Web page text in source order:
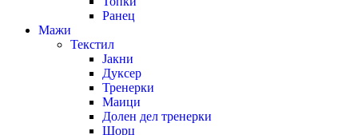
Ранец
Мажи
Текстил
Јакни
Дуксер
Тренерки
Маици
Долен дел тренерки
Шорц